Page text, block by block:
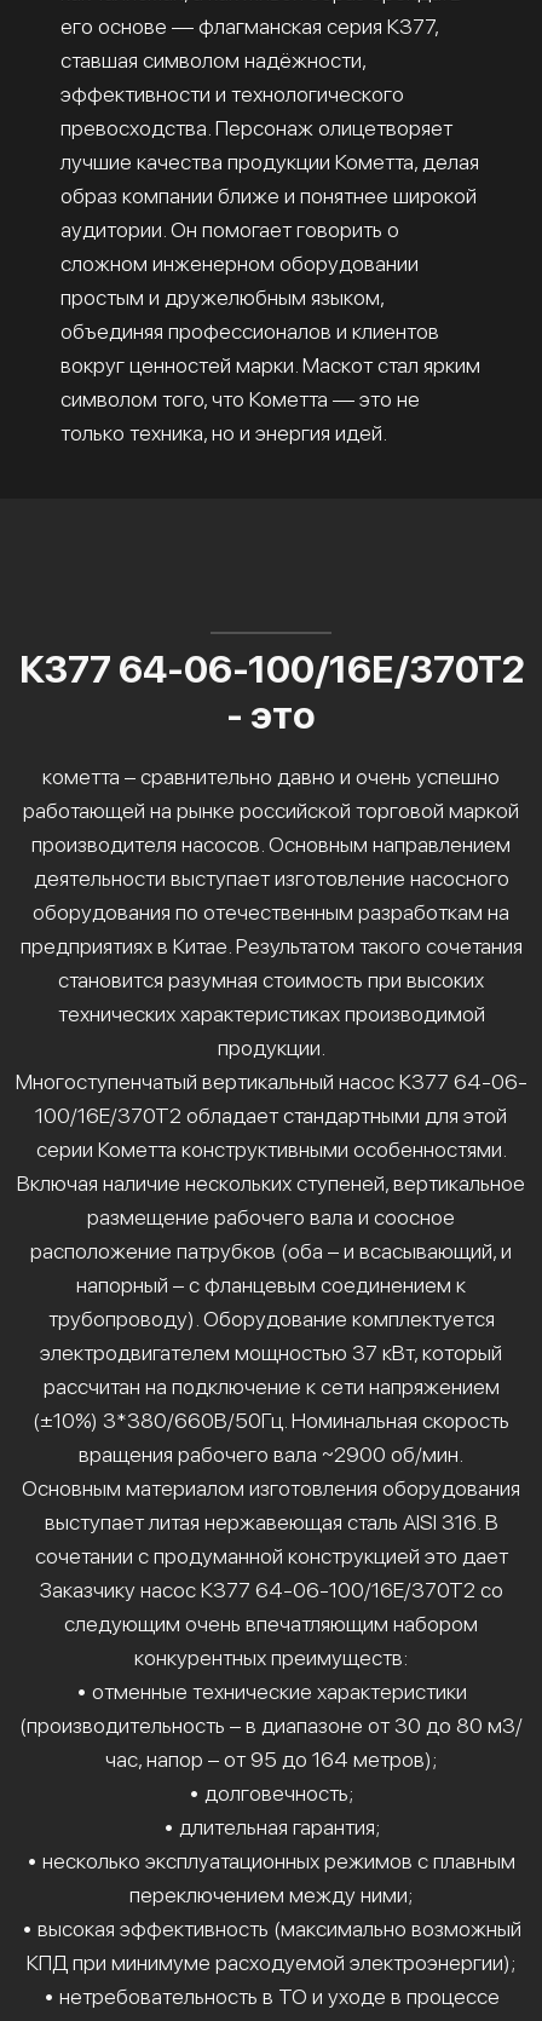
его основе — флагманская серия К377,
ставшая символом надёжности,
эффективности и технологического
превосходства. Персонаж олицетворяет
лучшие качества продукции Кометта, делая
образ компании ближе и понятнее широкой
аудитории. Он помогает говорить о
сложном инженерном оборудовании
простым и дружелюбным языком,
объединяя профессионалов и клиентов
вокруг ценностей марки. Маскот стал ярким
символом того, что Кометта — это не
только техника, но и энергия идей.
К377 64-06-100/16Е/370Т2
- это
кометта – сравнительно давно и очень успешно
работающей на рынке российской торговой маркой
производителя насосов. Основным направлением
деятельности выступает изготовление насосного
оборудования по отечественным разработкам на
предприятиях в Китае. Результатом такого сочетания
становится разумная стоимость при высоких
технических характеристиках производимой
продукции.
Многоступенчатый вертикальный насос К377 64-06-
100/16Е/370Т2 обладает стандартными для этой
серии Кометта конструктивными особенностями.
Включая наличие нескольких ступеней, вертикальное
размещение рабочего вала и соосное
расположение патрубков (оба – и всасывающий, и
напорный – с фланцевым соединением к
трубопроводу). Оборудование комплектуется
электродвигателем мощностью 37 кВт, который
рассчитан на подключение к сети напряжением
(±10%) 3*380/660В/50Гц. Номинальная скорость
вращения рабочего вала ~2900 об/мин.
Основным материалом изготовления оборудования
выступает литая нержавеющая сталь AISI 316. В
сочетании с продуманной конструкцией это дает
Заказчику насос К377 64-06-100/16Е/370Т2 со
следующим очень впечатляющим набором
конкурентных преимуществ:
• отменные технические характеристики
(производительность – в диапазоне от 30 до 80 м3/
час, напор – от 95 до 164 метров);
• долговечность;
• длительная гарантия;
• несколько эксплуатационных режимов с плавным
переключением между ними;
• высокая эффективность (максимально возможный
КПД при минимуме расходуемой электроэнергии);
• нетребовательность в ТО и уходе в процессе